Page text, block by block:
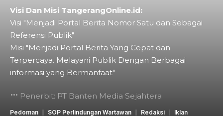
Visi Dan Misi TangerangOnline.id:
Visi "Menjadi Portal Berita Nomor Satu dan Sebagai
Referensi Publik"
Misi "Menjadi Portal Berita Yang Cepat dan
Terpercaya. Melayani Publik Dengan Berbagai
informasi yang Bermanfaat"
Penerbit: PT Banten Media Sejahtera
Pedoman SOP Perlindungan Wartawan Redaksi Iklan